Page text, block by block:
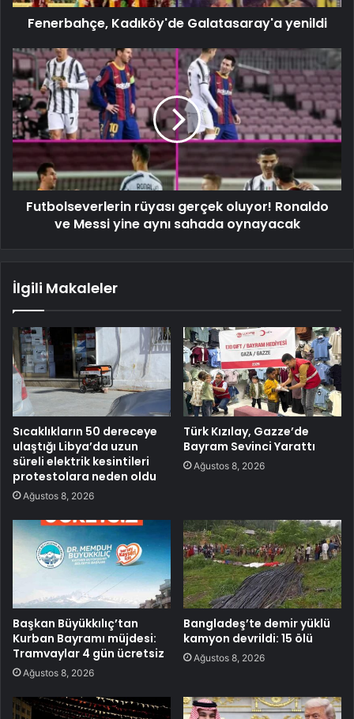
Fenerbahçe, Kadıköy'de Galatasaray'a yenildi
Futbolseverlerin rüyası gerçek oluyor! Ronaldo
ve Messi yine aynı sahada oynayacak
İlgili Makaleler
Sıcaklıkların 50 dereceye
ulaştığı Libya’da uzun
süreli elektrik kesintileri
protestolara neden oldu
Ağustos 8, 2026
Türk Kızılay, Gazze’de
Bayram Sevinci Yarattı
Ağustos 8, 2026
Başkan Büyükkılıç’tan
Kurban Bayramı müjdesi:
Tramvaylar 4 gün ücretsiz
Ağustos 8, 2026
Bangladeş’te demir yüklü
kamyon devrildi: 15 ölü
Ağustos 8, 2026